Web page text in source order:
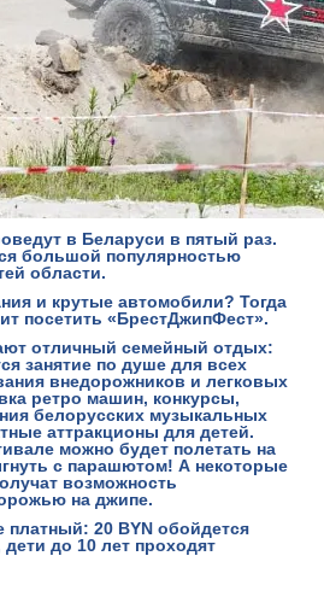
в Беларуси в пятый раз.
большой популярностью
области.
и крутые автомобили? Тогда
посетить «БрестДжипФест».
отличный семейный отдых:
занятие по душе для всех
внедорожников и легковых
ретро машин, конкурсы,
белорусских музыкальных
аттракционы для детей.
можно будет полетать на
с парашютом! А некоторые
возможность
на джипе.
платный: 20 BYN обойдется
до 10 лет проходят